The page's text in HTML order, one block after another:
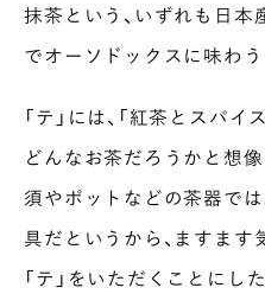
抹茶という、いずれも日
でオーソドックスに味わう
「テ」には、「紅茶とスパ
どんなお茶だろうかと想
須やポットなどの茶器で
具だというから、ますます
「テ」をいただくことにした